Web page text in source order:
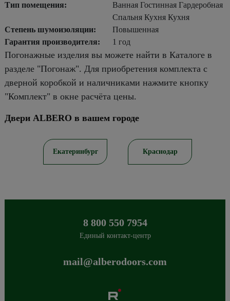
Тип помещения:
Ванная Гостинная Гардеробная
Спальня Кухня Кухня
Степень шумоизоляции:
Повышенная
Гарантия производителя:
1 год
Погонажные изделия вы можете найти в Каталоге в
разделе "Погонаж". Для приобретения комплекта с
дверной коробкой и наличниками нажмите кнопку
"Комплект" в окне расчёта цены.
Двери ALBERO в вашем городе
Екатеринбург Краснодар
8 800 550 7954
Единый контакт-центр
mail@alberodoors.com